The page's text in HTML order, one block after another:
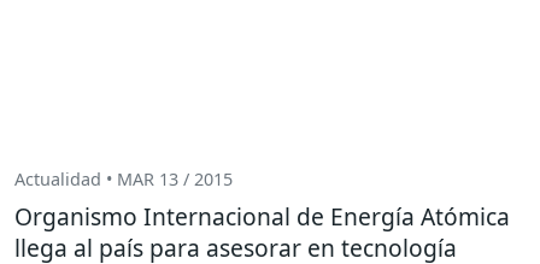
Actualidad • MAR 13 / 2015
Organismo Internacional de Energía Atómica
llega al país para asesorar en tecnología